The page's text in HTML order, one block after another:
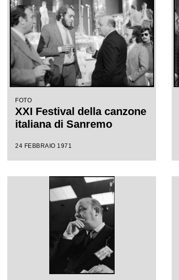
FOTO
XXI Festival della canzone
italiana di Sanremo
24 FEBBRAIO 1971